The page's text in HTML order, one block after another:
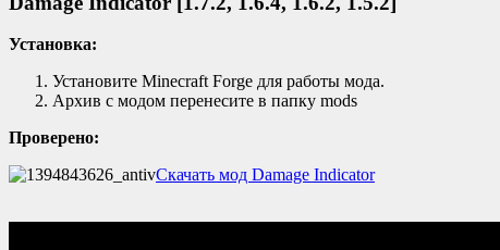
Установка:
Установите Minecraft Forge для работы мода.
Архив с модом перенесите в папку mods
Проверено:
Скачать мод Damage Indicator